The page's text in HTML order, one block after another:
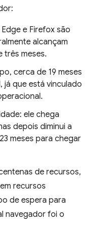
e Firefox são
alcançam
três meses.
cerca de 19 meses
já que está vinculado
ele chega
depois diminui a
meses para chegar
de recursos,
recursos
de espera para
navegador foi o